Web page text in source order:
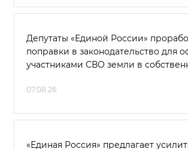
Депутаты «Единой России»
поправки в законодательство для
участниками СВО земли в
07.08.26
«Единая Россия» предлагает